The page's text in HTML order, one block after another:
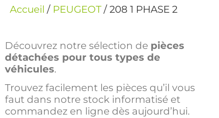
Accueil / PEUGEOT/ 208 1 PHASE 2
Découvrez notre sélection de pièces
détachées pour tous types de
véhicules.
Trouvez facilement les pièces qu’il vous
faut dans notre stock informatisé et
commandez en ligne dès aujourd’hui.